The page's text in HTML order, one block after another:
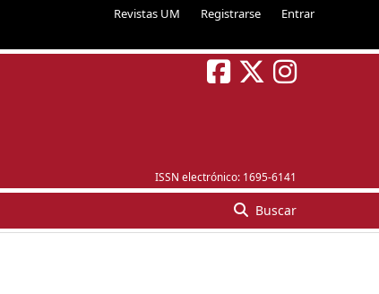
Revistas UM Registrarse Entrar
ISSN electrónico: 1695-6141
Buscar